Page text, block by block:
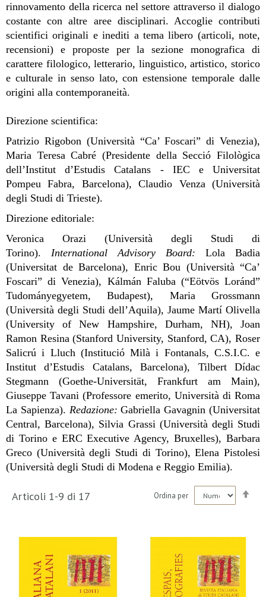
rinnovamento della ricerca nel settore attraverso il dialogo
costante con altre aree disciplinari. Accoglie contributi
scientifici originali e inediti a tema libero (articoli, note,
recensioni) e proposte per la sezione monografica di
carattere filologico, letterario, linguistico, artistico, storico
e culturale in senso lato, con estensione temporale dalle
origini alla contemporaneità.
Direzione scientifica:
Patrizio Rigobon (Università “Ca’ Foscari” di Venezia),
Maria Teresa Cabré (Presidente della Secció Filològica
dell’Institut d’Estudis Catalans - IEC e Universitat
Pompeu Fabra, Barcelona), Claudio Venza (Università
degli Studi di Trieste).
Direzione editoriale:
Veronica Orazi (Università degli Studi di
Torino). International Advisory Board: Lola Badia
(Universitat de Barcelona), Enric Bou (Università “Ca’
Foscari” di Venezia), Kálmán Faluba (“Eötvös Loránd”
Tudományegyetem, Budapest), Maria Grossmann
(Università degli Studi dell’Aquila), Jaume Martí Olivella
(University of New Hampshire, Durham, NH), Joan
Ramon Resina (Stanford University, Stanford, CA), Roser
Salicrú i Lluch (Institució Milà i Fontanals, C.S.I.C. e
Institut d’Estudis Catalans, Barcelona), Tilbert Dídac
Stegmann (Goethe-Universität, Frankfurt am Main),
Giuseppe Tavani (Professore emerito, Università di Roma
La Sapienza). Redazione:Gabriella Gavagnin (Universitat
Central, Barcelona), Silvia Grassi (Università degli Studi
di Torino e ERC Executive Agency, Bruxelles), Barbara
Greco (Università degli Studi di Torino), Elena Pistolesi
(Università degli Studi di Modena e Reggio Emilia).
Articoli 1-9 di 17 Ordina per